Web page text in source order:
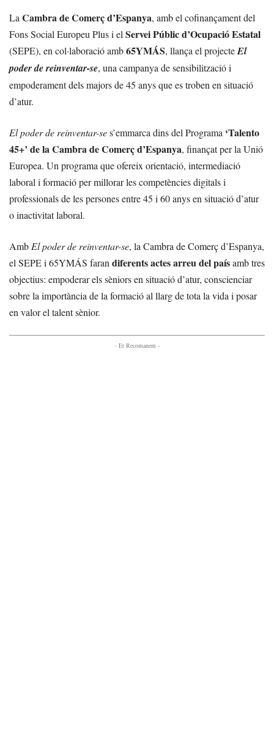
La Cambra de Comerç d’Espanya, amb el cofinançament del
Fons Social Europeu Plus i el Servei Públic d’Ocupació Estatal
(SEPE), en col·laboració amb65YMÁS, llança el projecteEl
poder de reinventar-se, una campanya de sensibilització i
empoderament dels majors de 45 anys que es troben en situació
d’atur.
El poder de reinventar-ses’emmarca dins del Programa ‘Talento
45+’ de la Cambra de Comerç d’Espanya, finançat per la Unió
Europea. Un programa que ofereix orientació, intermediació
laboral i formació per millorar les competències digitals i
professionals de les persones entre 45 i 60 anys en situació d’atur
o inactivitat laboral.
Amb El poder de reinventar-se, la Cambra de Comerç d’Espanya,
el SEPE i 65YMÁS faran diferents actes arreu del paísamb tres
objectius: empoderar els sèniors en situació d’atur, conscienciar
sobre la importància de la formació al llarg de tota la vida i posar
en valor el talent sènior.
- Et Recomanem -